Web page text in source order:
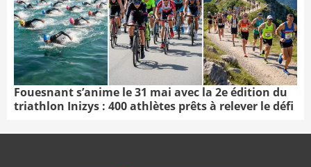
Fouesnant s’anime le 31 mai avec la 2e édition du
triathlon Inizys : 400 athlètes prêts à relever le défi